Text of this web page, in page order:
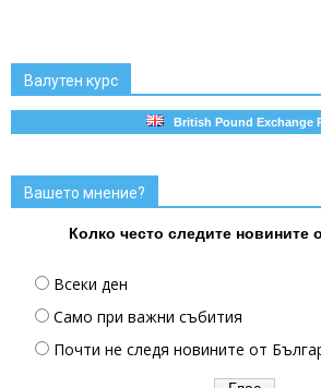
Валутен курс
British Pound Exchange
Вашето мнение?
Колко често следите новините
Всеки ден
Само при важни събития
Почти не следя новините от